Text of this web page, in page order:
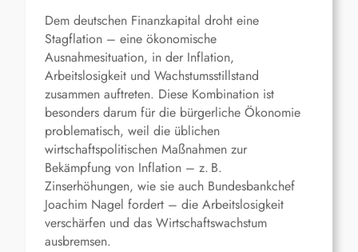
Dem deutschen Finanzkapital droht eine
Stagflation – eine ökonomische
Ausnahmesituation, in der Inflation,
Arbeitslosigkeit und Wachstumsstillstand
zusammen auftreten. Diese Kombination ist
besonders darum für die bürgerliche Ökonomie
problematisch, weil die üblichen
wirtschaftspolitischen Maßnahmen zur
Bekämpfung von Inflation – z. B.
Zinserhöhungen, wie sie auch Bundesbankchef
Joachim Nagel fordert – die Arbeitslosigkeit
verschärfen und das Wirtschaftswachstum
ausbremsen.